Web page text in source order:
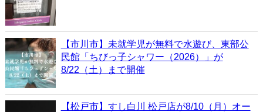
【市川市】未就学児が無料で水遊び、東部公
民館「ちびっ子シャワー（2026）」が
8/22（土）まで開催
【松戸市】すし白川 松戸店が8/10（月）オー